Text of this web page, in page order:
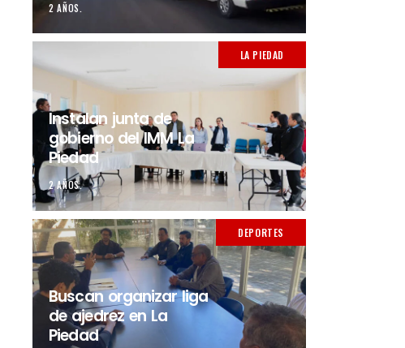
2 AÑOS.
LA PIEDAD
Instalan junta de
gobierno del IMM La
Piedad
2 AÑOS.
DEPORTES
Buscan organizar liga
de ajedrez en La
Piedad